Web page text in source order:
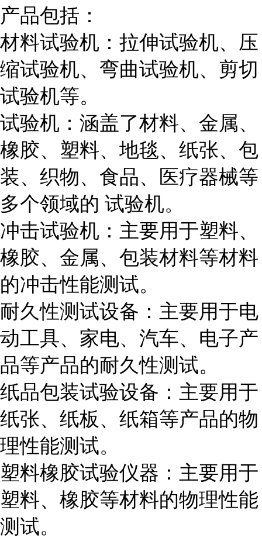
产品包括：
材料试验机：拉伸试验机、压
缩试验机、弯曲试验机、剪切
试验机等。
试验机：涵盖了材料、金属、
橡胶、塑料、地毯、纸张、包
装、织物、食品、医疗器械等
多个领域的 试验机。
冲击试验机：主要用于塑料、
橡胶、金属、包装材料等材料
的冲击性能测试。
耐久性测试设备：主要用于电
动工具、家电、汽车、电子产
品等产品的耐久性测试。
纸品包装试验设备：主要用于
纸张、纸板、纸箱等产品的物
理性能测试。
塑料橡胶试验仪器：主要用于
塑料、橡胶等材料的物理性能
测试。